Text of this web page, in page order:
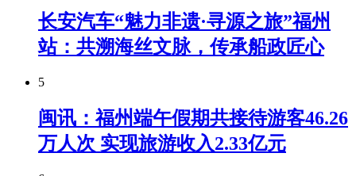
长安汽车“魅力非遗·寻源之旅”福州
站：共溯海丝文脉，传承船政匠心
5
闽讯：福州端午假期共接待游客46.26
万人次 实现旅游收入2.33亿元